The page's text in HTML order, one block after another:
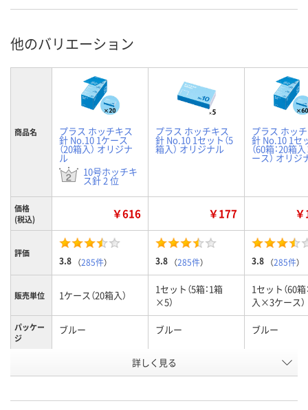
他のバリエーション
商品名 プラス ホッチキス
針 No.10 1ケース
（20箱入） オリジナ
ル
10号ホッチキ
ス針 2 位
プラス ホッチキス
針 No.10 1セット（5
箱入） オリジナル
プラス ホッ
針 No.10 1セ
（60箱：20箱
ース） オリジ
価格
(税込)
￥616 ￥177
評価
3.8 （285件） 3.8 （285件） 3.8 （285件）
販売単位 1ケース（20箱入）
1セット（5箱：1箱
×5）
1セット（60箱
入×3ケース）
パッケー
ジ
ブルー ブルー ブルー
1178863
詳しく見る